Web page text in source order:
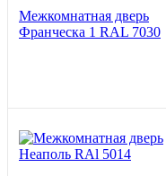
Межкомнатная дверь
Франческа 1 RAL 7030